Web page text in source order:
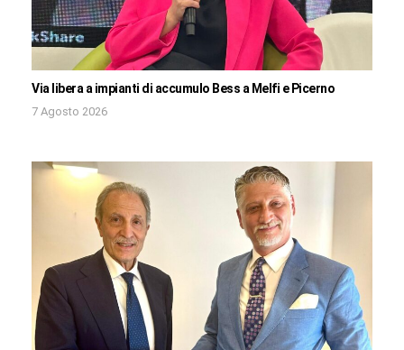
Via libera a impianti di accumulo Bess a Melfi e Picerno
7 Agosto 2026